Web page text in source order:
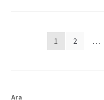
1 2 …
Ara